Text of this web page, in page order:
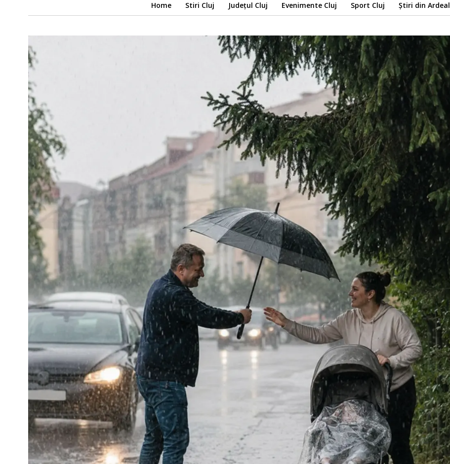
Home Stiri Cluj Județul Cluj Evenimente Cluj Sport Cluj Știri din Ardeal